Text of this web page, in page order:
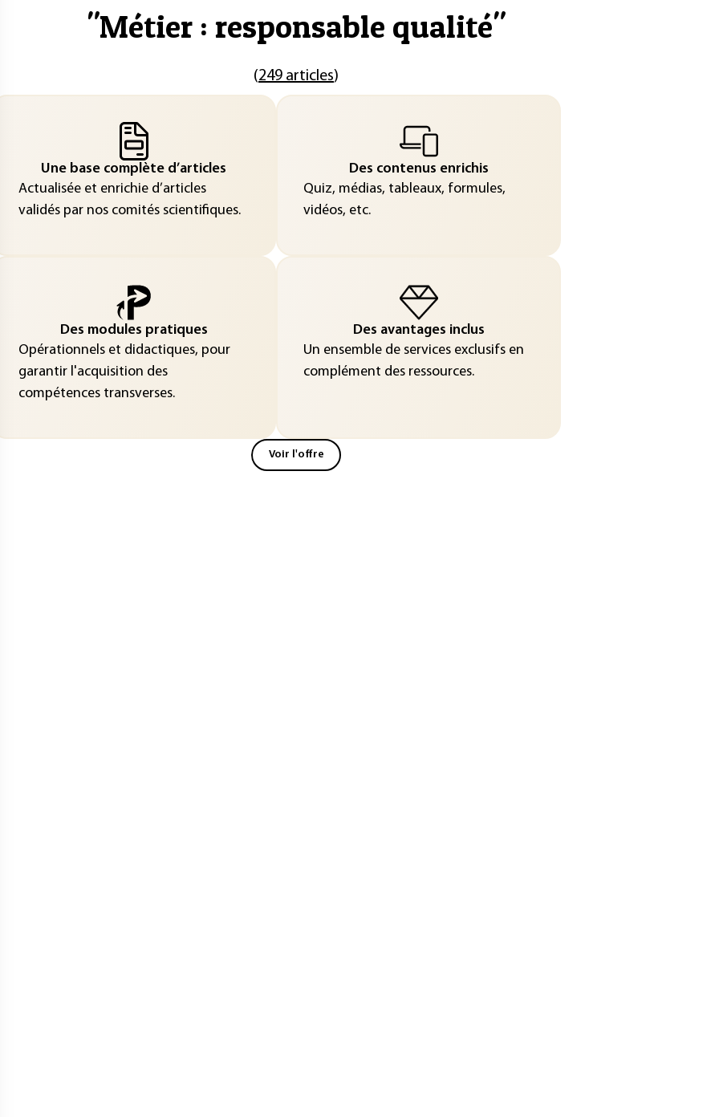
"Métier : responsable qualité"
(249 articles)
Une base complète d’articles
Actualisée et enrichie d’articles
validés par nos comités scientifiques.
Des contenus enrichis
Quiz, médias, tableaux, formules,
vidéos, etc.
Des modules pratiques
Opérationnels et didactiques, pour
garantir l'acquisition des
compétences transverses.
Des avantages inclus
Un ensemble de services exclusifs en
complément des ressources.
Voir l'offre